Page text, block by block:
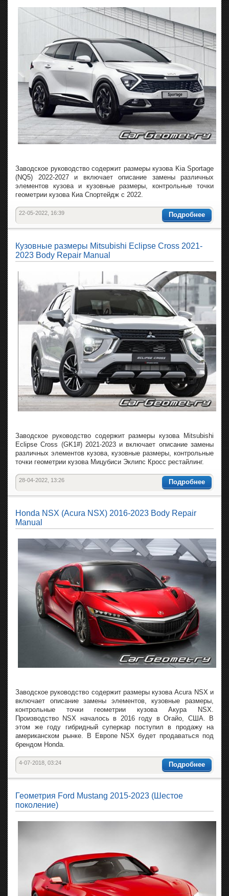
Заводское руководство содержит размеры кузова Kia Sportage
(NQ5) 2022-2027 и включает описание замены различных
элементов кузова и кузовные размеры, контрольные точки
геометрии кузова Киа Спортейдж с 2022.
Подробнее
22-05-2022, 16:39
Кузовные размеры Mitsubishi Eclipse Cross 2021-
2023 Body Repair Manual
Заводское руководство содержит размеры кузова Mitsubishi
Eclipse Cross (GK1#) 2021-2023 и включает описание замены
различных элементов кузова, кузовные размеры, контрольные
точки геометрии кузова Мицубиси Эклипс Кросс рестайлинг.
Подробнее
28-04-2022, 13:26
Honda NSX (Acura NSX) 2016-2023 Body Repair
Manual
Заводское руководство содержит размеры кузова Acura NSX и
включает описание замены элементов, кузовные размеры,
контрольные точки геометрии кузова Акура NSX.
Производство NSX началось в 2016 году в Огайо, США. В
этом же году гибридный суперкар поступил в продажу на
американском рынке. В Европе NSX будет продаваться под
брендом Honda.
Подробнее
4-07-2018, 03:24
Геометрия Ford Mustang 2015-2023 (Шестое
поколение)